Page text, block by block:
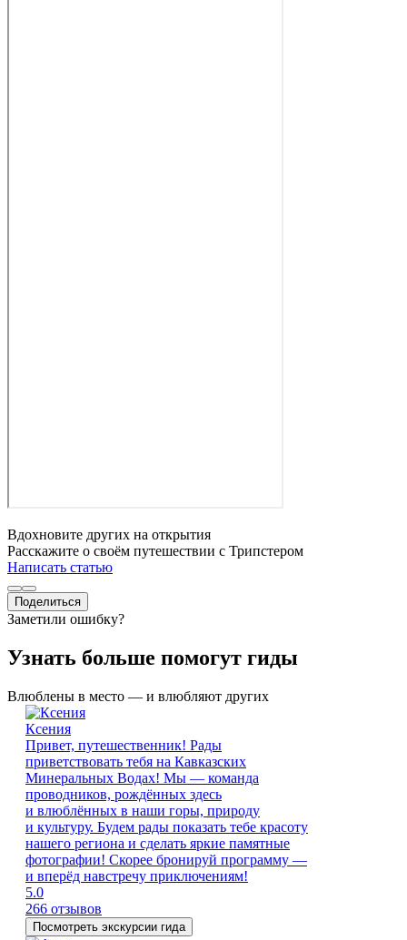
Вдохновите других на открытия
Расскажите о своём путешествии с Трипстером
Написать статью
Поделиться
Заметили ошибку?
Узнать больше помогут гиды
Влюблены в место — и влюбляют других
Ксения
Привет, путешественник! Рады
приветствовать тебя на Кавказских
Минеральных Водах! Мы — команда
проводников, рождённых здесь
и влюблённых в наши горы, природу
и культуру. Будем рады показать тебе красоту
нашего региона и сделать яркие памятные
фотографии! Скорее бронируй программу —
и вперёд навстречу приключениям!
5.0
266 отзывов
Посмотреть экскурсии гида